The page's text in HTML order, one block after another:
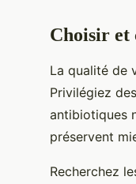
Choisir et
La qualité de
Privilégiez
antibiotiques
préservent
Recherchez